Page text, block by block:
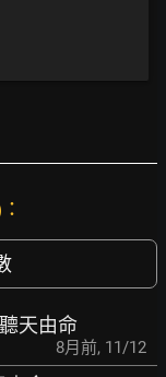
天由命
8月前, 11/12